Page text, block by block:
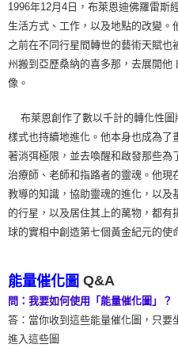
1996年12月4日，布萊恩迪佛羅雷斯
生活方式、工作，以及地點的改變。
之前在不同行星間轉世的藝術天賦
州搬到亞歷桑納的喜多那，去展開他
像。
布萊恩創作了數以千計的轉化性圖
樣式也持續地進化。他本身也成為
著消弭極限，並去喚醒和啟發那些為
治療師、老師和指路者的靈魂。他
教導的知識，協助靈魂的進化，以及
的行星，以及居住其上的萬物，都
球的實相中創造第七個黃金紀元的使
能量催化圖 Q&A
問：我要如何使用「能量催化圖」？
答：當你收到這些能量催化圖，只要
進入這些圖